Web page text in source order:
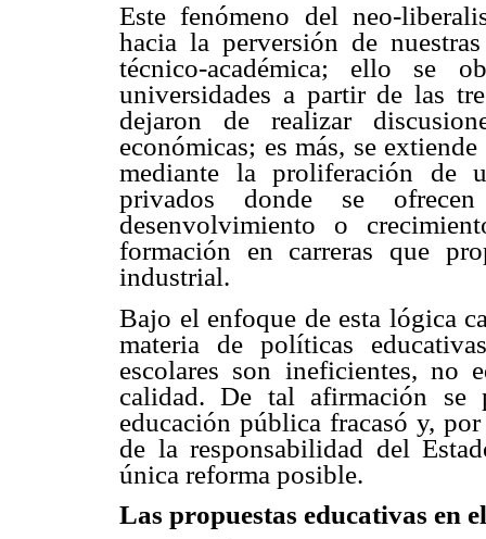
Este fenómeno del neo-
hacia la perversión de
técnico-académica; ello se
universidades a partir de las
dejaron de realizar
económicas; es más, se
mediante la proliferación de
privados donde se
desenvolvimiento o
formación en carreras que
industrial.
Bajo el enfoque de esta lógica
materia de políticas
escolares son ineficientes, no
calidad. De tal afirmación se
educación pública fracasó y,
de la responsabilidad del
única reforma posible.
Las propuestas educativas en